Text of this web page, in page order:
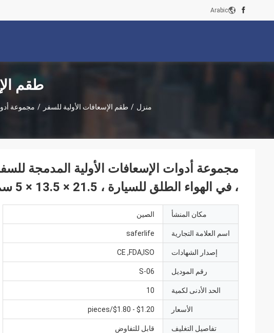
Arabic
طقم
منزل / طقم الإسعافات الأولية للسفر / مجموعة
مجموعة أدوات الإسعافات الأولية المدمجة
، في الهواء الطلق للسيارة ، 21.5 × 13.5 × 5 سم
مكان المنشأ الصين
اسم العلامة التجارية saferlife
إصدار الشهادات CE ,FDA,ISO
رقم الموديل S-06
الحد الأدنى لكمية 10
الأسعار $1.20 - $1.80/pieces
تفاصيل التغليف قابل للتفاوض